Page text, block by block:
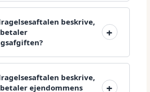
beskrive,
beskrive,
ejendommens